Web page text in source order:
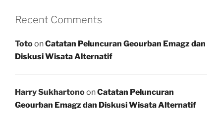
Recent Comments
TotoonCatatan Peluncuran Geourban Emagz dan
Diskusi Wisata Alternatif
Harry SukhartonoonCatatan Peluncuran
Geourban Emagz dan Diskusi Wisata Alternatif